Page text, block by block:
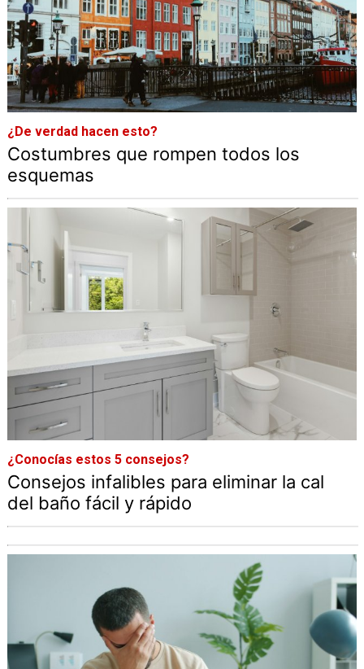
¿De verdad hacen esto?
Costumbres que rompen todos los
esquemas
¿Conocías estos 5 consejos?
Consejos infalibles para eliminar la cal
del baño fácil y rápido